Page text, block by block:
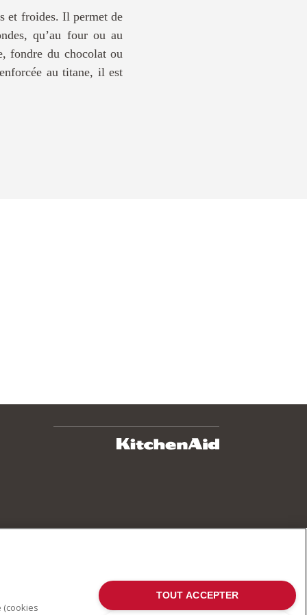
et froides. Il permet de
qu’au four ou au
fondre du chocolat ou
au titane, il est
TOUT ACCEPTER